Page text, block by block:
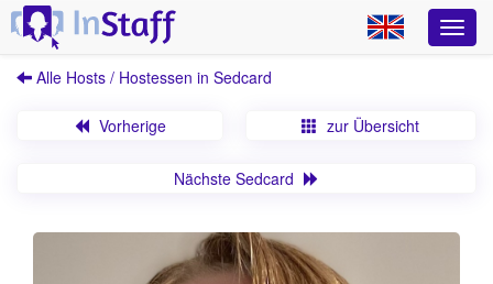
Alle Hosts / Hostessen in Sedcard
Vorherige zur Übersicht
Nächste Sedcard